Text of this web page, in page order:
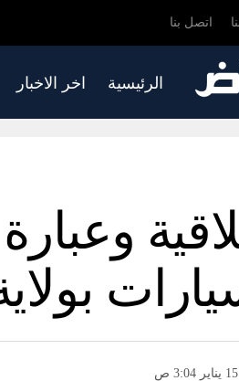
اتصل بنا
الرئيسية اخر الاخبار